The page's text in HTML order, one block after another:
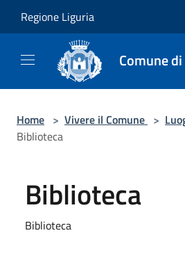
Regione Liguria
Comune
Home > Vivere il Comune >
Biblioteca
Biblioteca
Biblioteca